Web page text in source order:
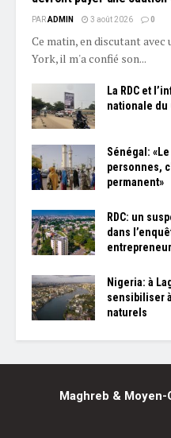
PARADMIN 3 août 2026 0
Ce matin, en discutant avec
York, il m'a confié son...
La RDC et
nationale du
Sénégal:
personnes,
permanent»
RDC: un
dans
Nigeria: à
sensibiliser
naturels
Maghreb & Moyen-